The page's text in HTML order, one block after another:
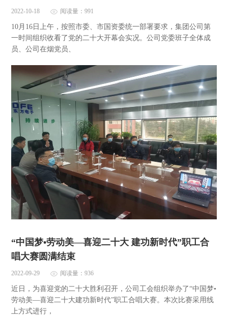
2022-10-18 阅读量：991
10月16日上午，按照市委、市国资委统一部署要求，集团公司第
一时间组织收看了党的二十大开幕会实况。公司党委班子全体成
员、公司在烟党员、
“中国梦•劳动​美—喜迎二十大 建功新时代”职工合
唱大赛圆满结束
2022-09-29 阅读量：936
近日，为喜迎党的二十大胜利召开，公司工会组织举办了“中国梦•
劳动美—喜迎二十大建功新时代”职工合唱大赛。本次比赛采用线
上方式进行，